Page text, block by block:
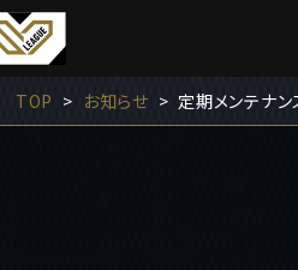
TOP お知らせ 定期メンテナン